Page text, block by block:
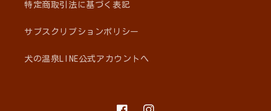
特定商取引法に基づく表記
サブスクリプションポリシー
犬の温泉LINE公式アカウントへ